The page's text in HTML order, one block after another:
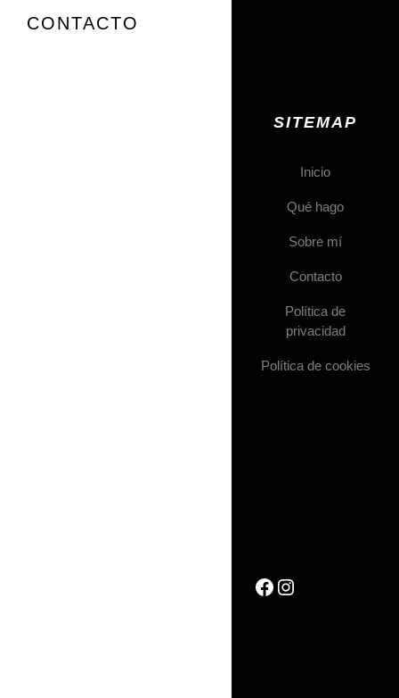
CONTACTO
SITEMAP
Inicio
Qué hago
Sobre mí
Contacto
Política de
privacidad
Política de cookies
Facebook
Instagram